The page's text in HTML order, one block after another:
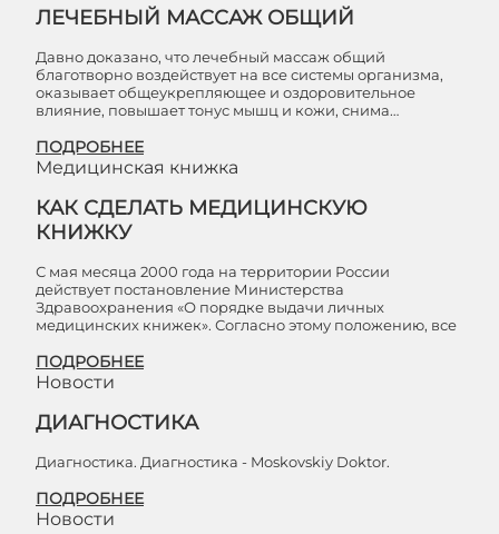
ЛЕЧЕБНЫЙ МАССАЖ ОБЩИЙ
Давно доказано, что лечебный массаж общий
благотворно воздействует на все системы организма,
оказывает общеукрепляющее и оздоровительное
влияние, повышает тонус мышц и кожи, снима…
ПОДРОБНЕЕ
Медицинская книжка
КАК СДЕЛАТЬ МЕДИЦИНСКУЮ
КНИЖКУ
С мая месяца 2000 года на территории России
действует постановление Министерства
Здравоохранения «О порядке выдачи личных
медицинских книжек». Согласно этому положению, все
ПОДРОБНЕЕ
Новости
ДИАГНОСТИКА
Диагностика. Диагностика - Moskovskiy Doktor.
ПОДРОБНЕЕ
Новости